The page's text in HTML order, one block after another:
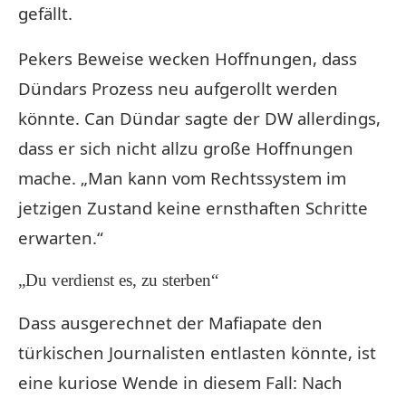
gefällt.
Pekers Beweise wecken Hoffnungen, dass
Dündars Prozess neu aufgerollt werden
könnte. Can Dündar sagte der DW allerdings,
dass er sich nicht allzu große Hoffnungen
mache. „Man kann vom Rechtssystem im
jetzigen Zustand keine ernsthaften Schritte
erwarten.“
„Du verdienst es, zu sterben“
Dass ausgerechnet der Mafiapate den
türkischen Journalisten entlasten könnte, ist
eine kuriose Wende in diesem Fall: Nach